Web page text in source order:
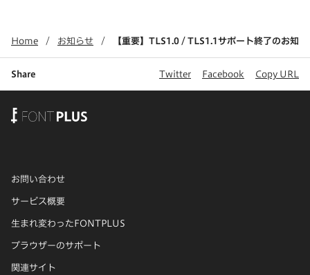
Home お知らせ 【重要】TLS1.0 / TLS1.1サポート終了のお知
Share Twitter Facebook Copy URL
お問い合わせ
サービス概要
生まれ変わったFONTPLUS
ブラウザーのサポート
関連サイト